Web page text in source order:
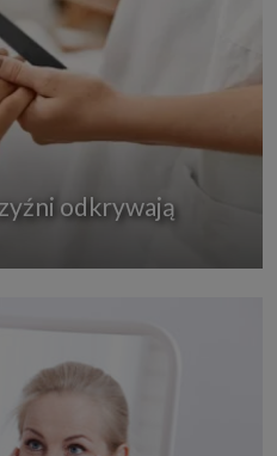
odkrywają